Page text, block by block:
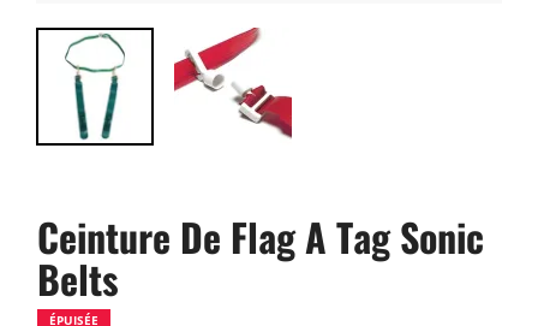
Ceinture De Flag A Tag Sonic
Belts
ÉPUISÉE